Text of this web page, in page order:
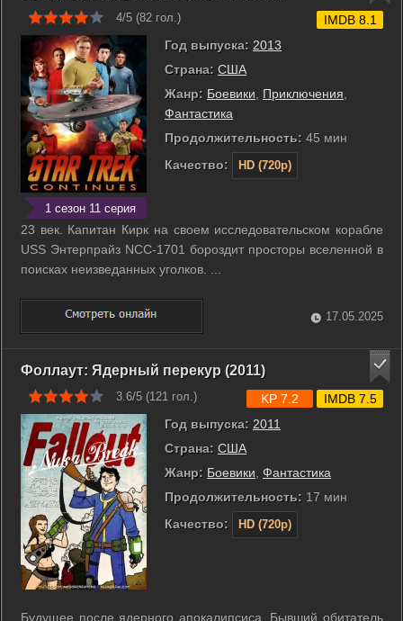
4/5 (82 гол.)
1 сезон 11 серия
Год выпуска: 2013
Страна: США
Жанр: Боевики Приключения
Фантастика
Продолжительность: 45 мин
Качество:
HD (720p)
IMDB 8.1
23 век. Капитан Кирк на своем исследовательском корабле
USS Энтерпрайз NCC-1701 бороздит просторы вселенной в
поисках неизведанных уголков. ...
17.05.2025
Фоллаут: Ядерный перекур (2011)
3.6/5 (121 гол.)
Год выпуска: 2011
Страна: США
Жанр: Боевики Фантастика
Продолжительность: 17 мин
Качество:
HD (720p)
KP 7.2 IMDB 7.5
Будущее после ядерного апокалипсиса. Бывший обитатель